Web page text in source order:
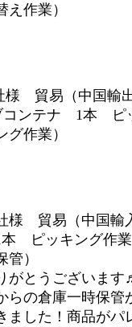
え 作業 ）
様 貿易（ 中国輸
コンテナ 1本 ピ
グ作業 ）
様 貿易（ 中国
ピッキング作業
管 ）
がとうございま
らの倉庫一時保管
ました！商品がパ